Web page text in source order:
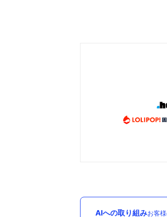
AIへの取り組みお客